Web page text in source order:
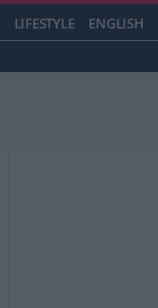
LIFESTYLE ENGLISH